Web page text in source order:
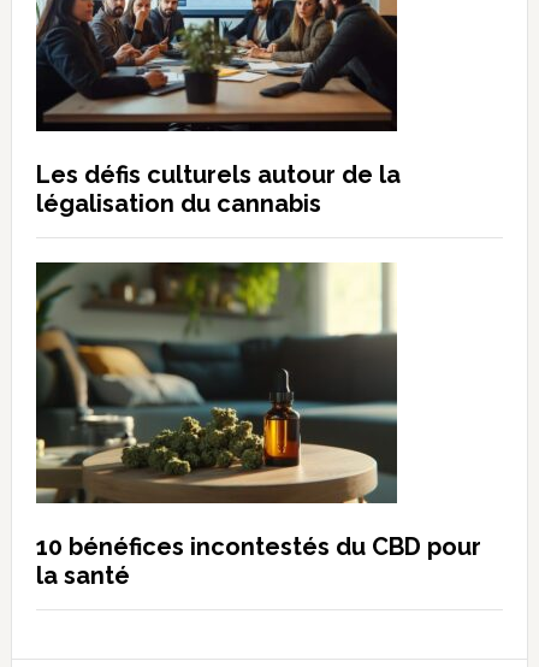
Les défis culturels autour de la
légalisation du cannabis
10 bénéfices incontestés du CBD pour
la santé